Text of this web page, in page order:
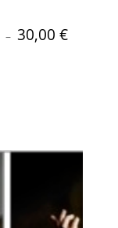
– 30,00€Plage